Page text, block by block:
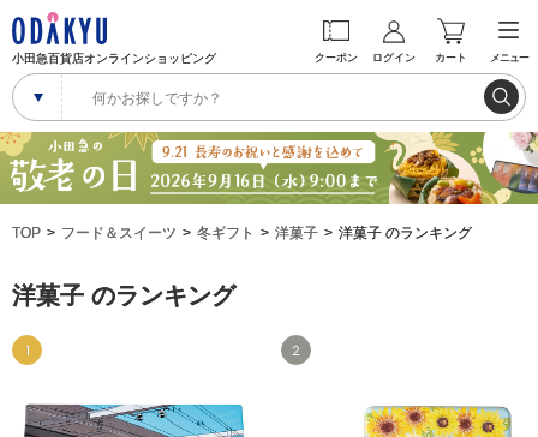
小田急百貨店オンラインショッピング クーポン ログイン カート メニュー
TOP フード＆スイーツ 冬ギフト 洋菓子 洋菓子 のランキング
洋菓子 のランキング
1 2